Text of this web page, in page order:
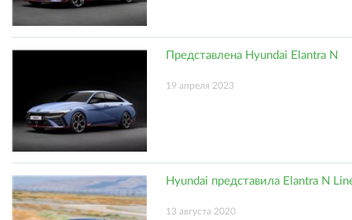
Представлена Hyundai Elantra N
19 апреля 2023
Hyundai представила Elantra N
13 августа 2020